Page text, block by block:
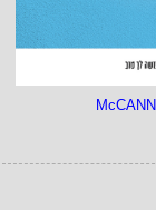
McCANN